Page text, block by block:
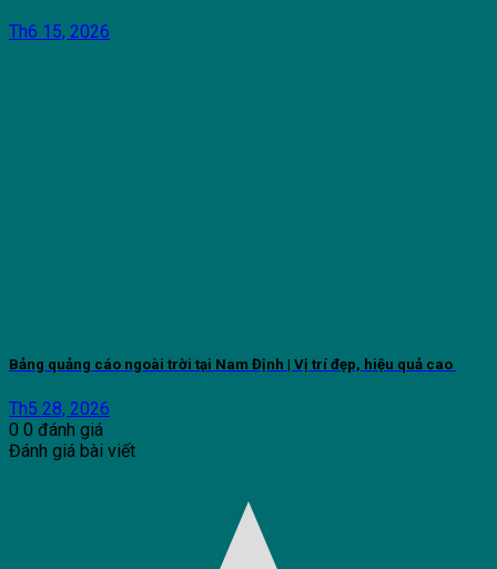
Th6 15, 2026
Bảng quảng cáo ngoài trời tại Nam Định | Vị trí đẹp, hiệu quả cao
Th5 28, 2026
0 0 đánh giá
Đánh giá bài viết